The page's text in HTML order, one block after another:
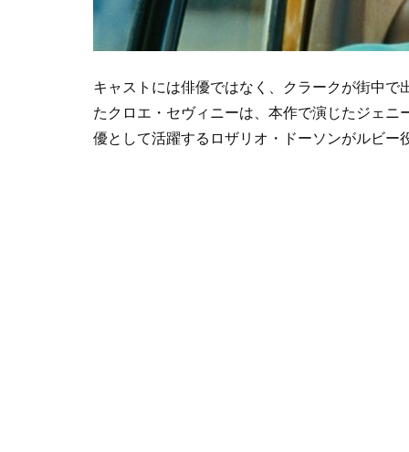
キャストには俳優ではなく、クラークが街中
たクロエ・セヴィニーは、本作で演じたジェ
優として活躍するロザリオ・ドーソンがルビー